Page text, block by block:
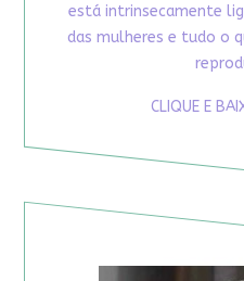
está intrinsecamente
das mulheres e tudo o
CLIQUE E